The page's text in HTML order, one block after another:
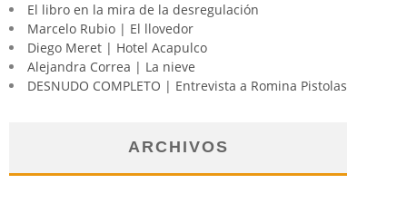
El libro en la mira de la desregulación
Marcelo Rubio | El llovedor
Diego Meret | Hotel Acapulco
Alejandra Correa | La nieve
DESNUDO COMPLETO | Entrevista a Romina Pistolas
ARCHIVOS